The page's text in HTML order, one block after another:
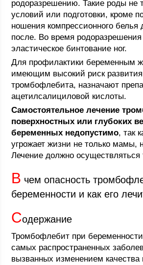
родоразрешению. Такие роды не
условий или подготовки, кроме
ношения компрессионного белья
после. Во время
эластическое бинтование ног.
Для профилактики беременным
имеющим высокий риск развития
тромбофлебита, назначают
ацетилсалициловой кислоты.
Самостоятельное лечение
поверхностных или глубоких
беременных недопустимо, так
угрожает жизни не только мамы,
Лечение должно осуществляться
В чем опасность
беременности и как его
Содержание
Тромбофлебит при
самых распространенных
вызванных изменением качества